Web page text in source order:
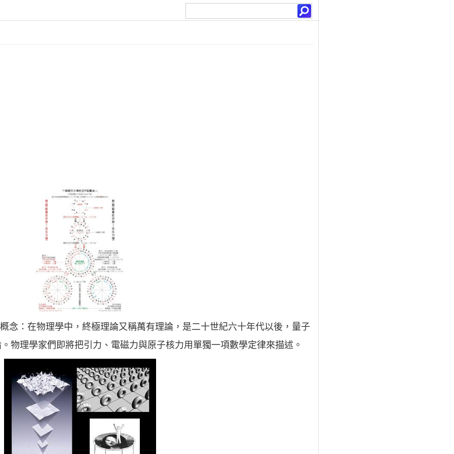
念：在物理學中，終極理論又稱萬有理論，是二十世紀六十年代以後，量子
物理學家們即將把引力、電磁力與原子核力用單獨一項數學定律來描述。